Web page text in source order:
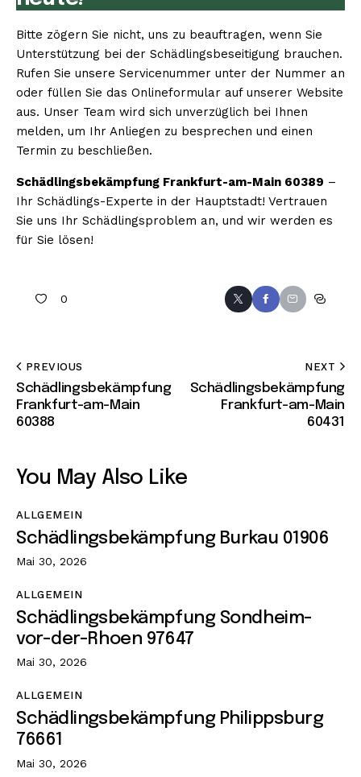
Bitte zögern Sie nicht, uns zu beauftragen, wenn Sie
Unterstützung bei der Schädlingsbeseitigung brauchen.
Rufen Sie unsere Servicenummer unter der Nummer an
oder füllen Sie das Onlineformular auf unserer Website
aus. Unser Team wird sich unverzüglich bei Ihnen
melden, um Ihr Anliegen zu besprechen und einen
Termin zu beschließen.
Schädlingsbekämpfung Frankfurt-am-Main 60389 –
Ihr Schädlings-Experte in der Hauptstadt! Vertrauen
Sie uns Ihr Schädlingsproblem an, und wir werden es
für Sie lösen!
0
PREVIOUS
Schädlingsbekämpfung
Frankfurt-am-Main
60388
NEXT
Schädlingsbekämpfung
Frankfurt-am-Main
60431
You May Also Like
ALLGEMEIN
Schädlingsbekämpfung Burkau 01906
Mai 30, 2026
ALLGEMEIN
Schädlingsbekämpfung Sondheim-
vor-der-Rhoen 97647
Mai 30, 2026
ALLGEMEIN
Schädlingsbekämpfung Philippsburg
76661
Mai 30, 2026